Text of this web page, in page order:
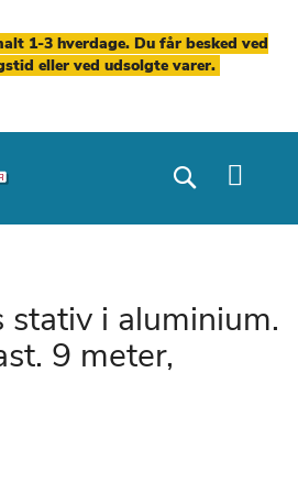
1-3 hverdage. Du får besked ved
eller ved udsolgte varer.
Search
stativ i aluminium.
9 meter,